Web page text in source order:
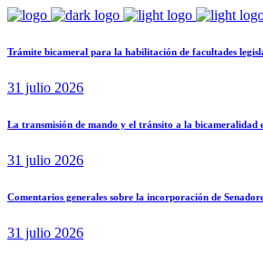
Trámite bicameral para la habilitación de facultades
31 julio 2026
La transmisión de mando y el tránsito a la bicameralidad
31 julio 2026
Comentarios generales sobre la incorporación de
31 julio 2026